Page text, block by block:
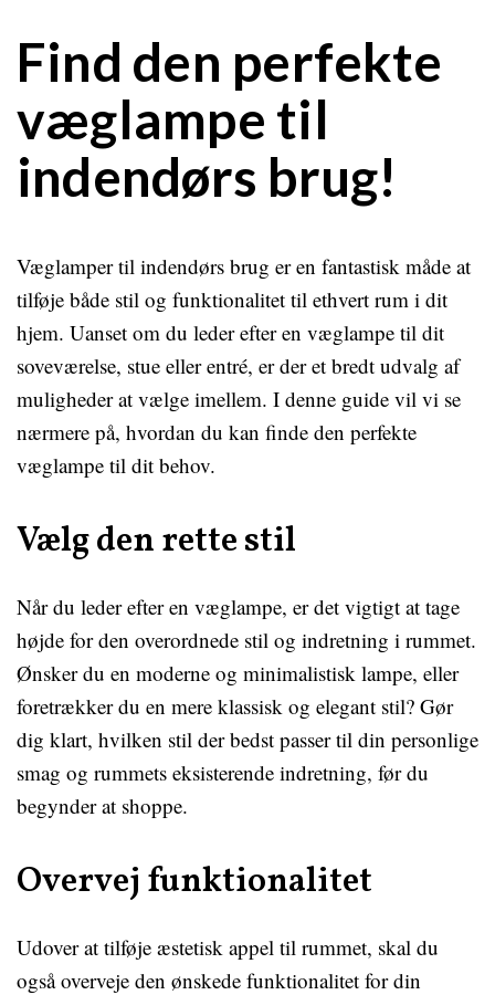
Find den perfekte
væglampe til
indendørs brug!
Væglamper til indendørs brug er en fantastisk måde at
tilføje både stil og funktionalitet til ethvert rum i dit
hjem. Uanset om du leder efter en væglampe til dit
soveværelse, stue eller entré, er der et bredt udvalg af
muligheder at vælge imellem. I denne guide vil vi se
nærmere på, hvordan du kan finde den perfekte
væglampe til dit behov.
Vælg den rette stil
Når du leder efter en væglampe, er det vigtigt at tage
højde for den overordnede stil og indretning i rummet.
Ønsker du en moderne og minimalistisk lampe, eller
foretrækker du en mere klassisk og elegant stil? Gør
dig klart, hvilken stil der bedst passer til din personlige
smag og rummets eksisterende indretning, før du
begynder at shoppe.
Overvej funktionalitet
Udover at tilføje æstetisk appel til rummet, skal du
også overveje den ønskede funktionalitet for din